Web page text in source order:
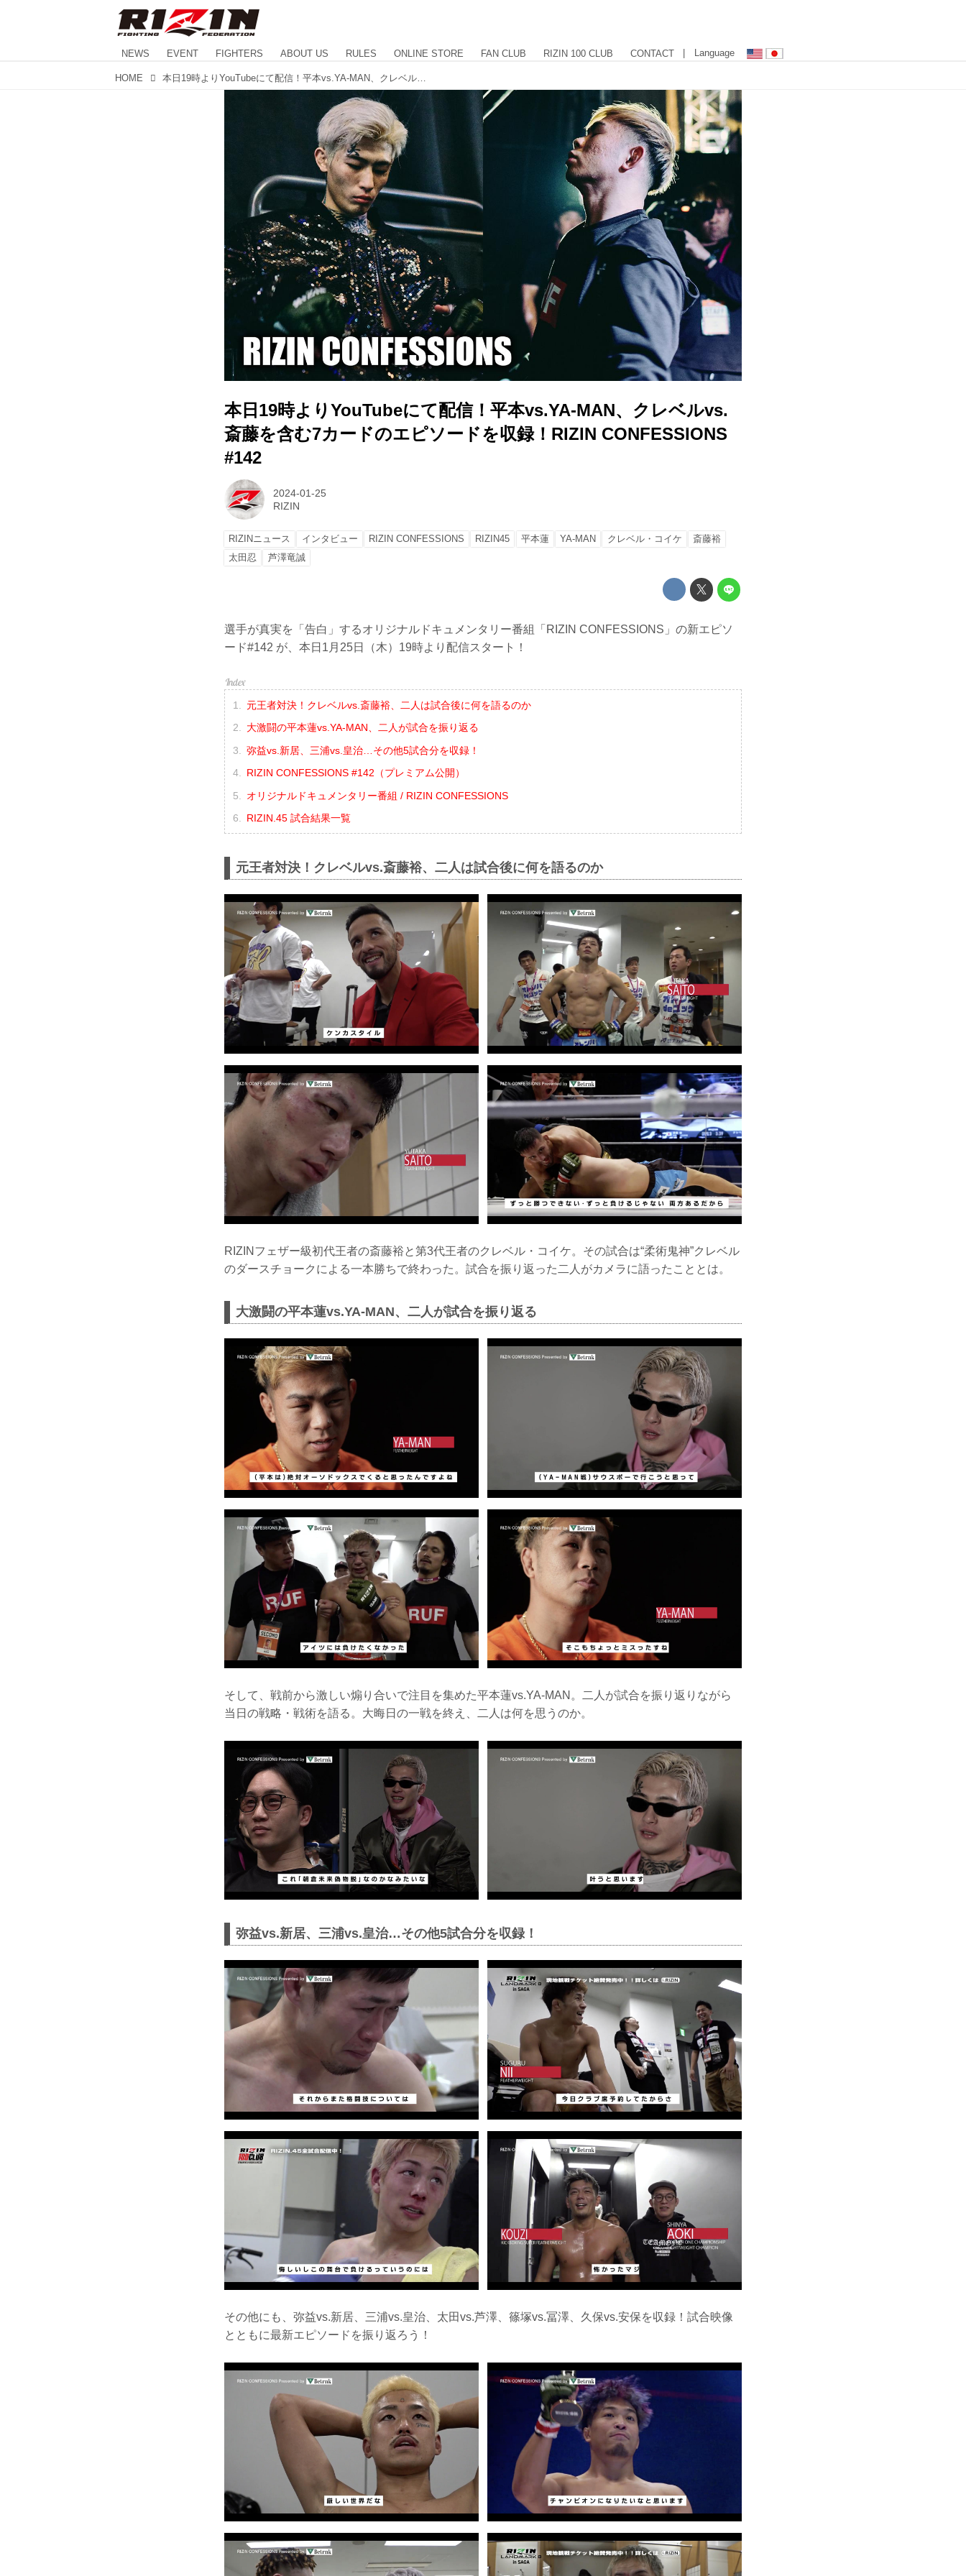
NEWS EVENT FIGHTERS ABOUT US RULES ONLINE STORE FAN CLUB RIZIN 100 CLUB CONTACT | Language
HOME
本日19時よりYouTubeにて配信！平本vs.YA-MAN、クレベルvs.
斎藤を含む7カードのエピソードを収録！RIZIN CONFESSIONS
#142
2024-01-25
RIZIN
RIZINニュース インタビュー RIZIN CONFESSIONS RIZIN45 平本蓮 YA-MAN クレベル・コイケ
斎藤裕
太田忍
芦澤竜誠
選手が真実を「告白」するオリジナルドキュメンタリー番組「RIZIN CONFESSIONS」の新エピソ
ード#142 が、本日1月25日（木）19時より配信スタート！
元王者対決！クレベルvs.斎藤裕、二人は試合後に何を語るのか
大激闘の平本蓮vs.YA-MAN、二人が試合を振り返る
弥益vs.新居、三浦vs.皇治…その他5試合分を収録！
RIZIN CONFESSIONS #142（プレミアム公開）
オリジナルドキュメンタリー番組 / RIZIN CONFESSIONS
RIZIN.45 試合結果一覧
元王者対決！クレベルvs.斎藤裕、二人は試合後に何を語るのか
RIZINフェザー級初代王者の斎藤裕と第3代王者のクレベル・コイケ。その試合は“柔術鬼神”クレベル
のダースチョークによる一本勝ちで終わった。試合を振り返った二人がカメラに語ったこととは。
大激闘の平本蓮vs.YA-MAN、二人が試合を振り返る
そして、戦前から激しい煽り合いで注目を集めた平本蓮vs.YA-MAN。二人が試合を振り返りながら
当日の戦略・戦術を語る。大晦日の一戦を終え、二人は何を思うのか。
弥益vs.新居、三浦vs.皇治…その他5試合分を収録！
その他にも、弥益vs.新居、三浦vs.皇治、太田vs.芦澤、篠塚vs.冨澤、久保vs.安保を収録！試合映像
とともに最新エピソードを振り返ろう！